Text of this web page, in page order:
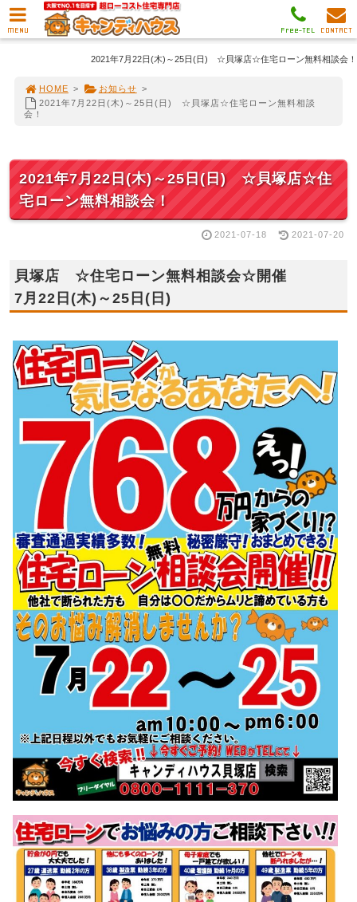
2021年7月22日(木)～25日(日) ☆貝塚店☆住宅ローン無料相談会！
HOME > お知らせ >
2021年7月22日(木)～25日(日) ☆貝塚店☆住宅ローン無料相談
会！
2021年7月22日(木)～25日(日) ☆貝塚店☆住
宅ローン無料相談会！
2021-07-18 2021-07-20
貝塚店 ☆住宅ローン無料相談会☆開催
7月22日(木)～25日(日)
MENU CONTACT
Free-TEL